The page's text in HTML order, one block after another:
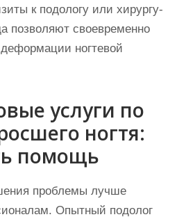
к подологу или хирургу-
позволяют своевременно
ногтевой
услуги по
ногтя:
помощь
проблемы лучше
Опытный подолог